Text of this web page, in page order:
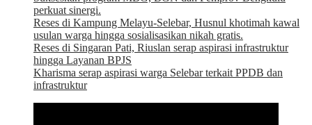
perkuat sinergi.
Reses di Kampung Melayu-Selebar, Husnul khotimah kawal
usulan warga hingga sosialisasikan nikah gratis.
Reses di Singaran Pati, Riuslan serap aspirasi infrastruktur
hingga Layanan BPJS
Kharisma serap aspirasi warga Selebar terkait PPDB dan
infrastruktur